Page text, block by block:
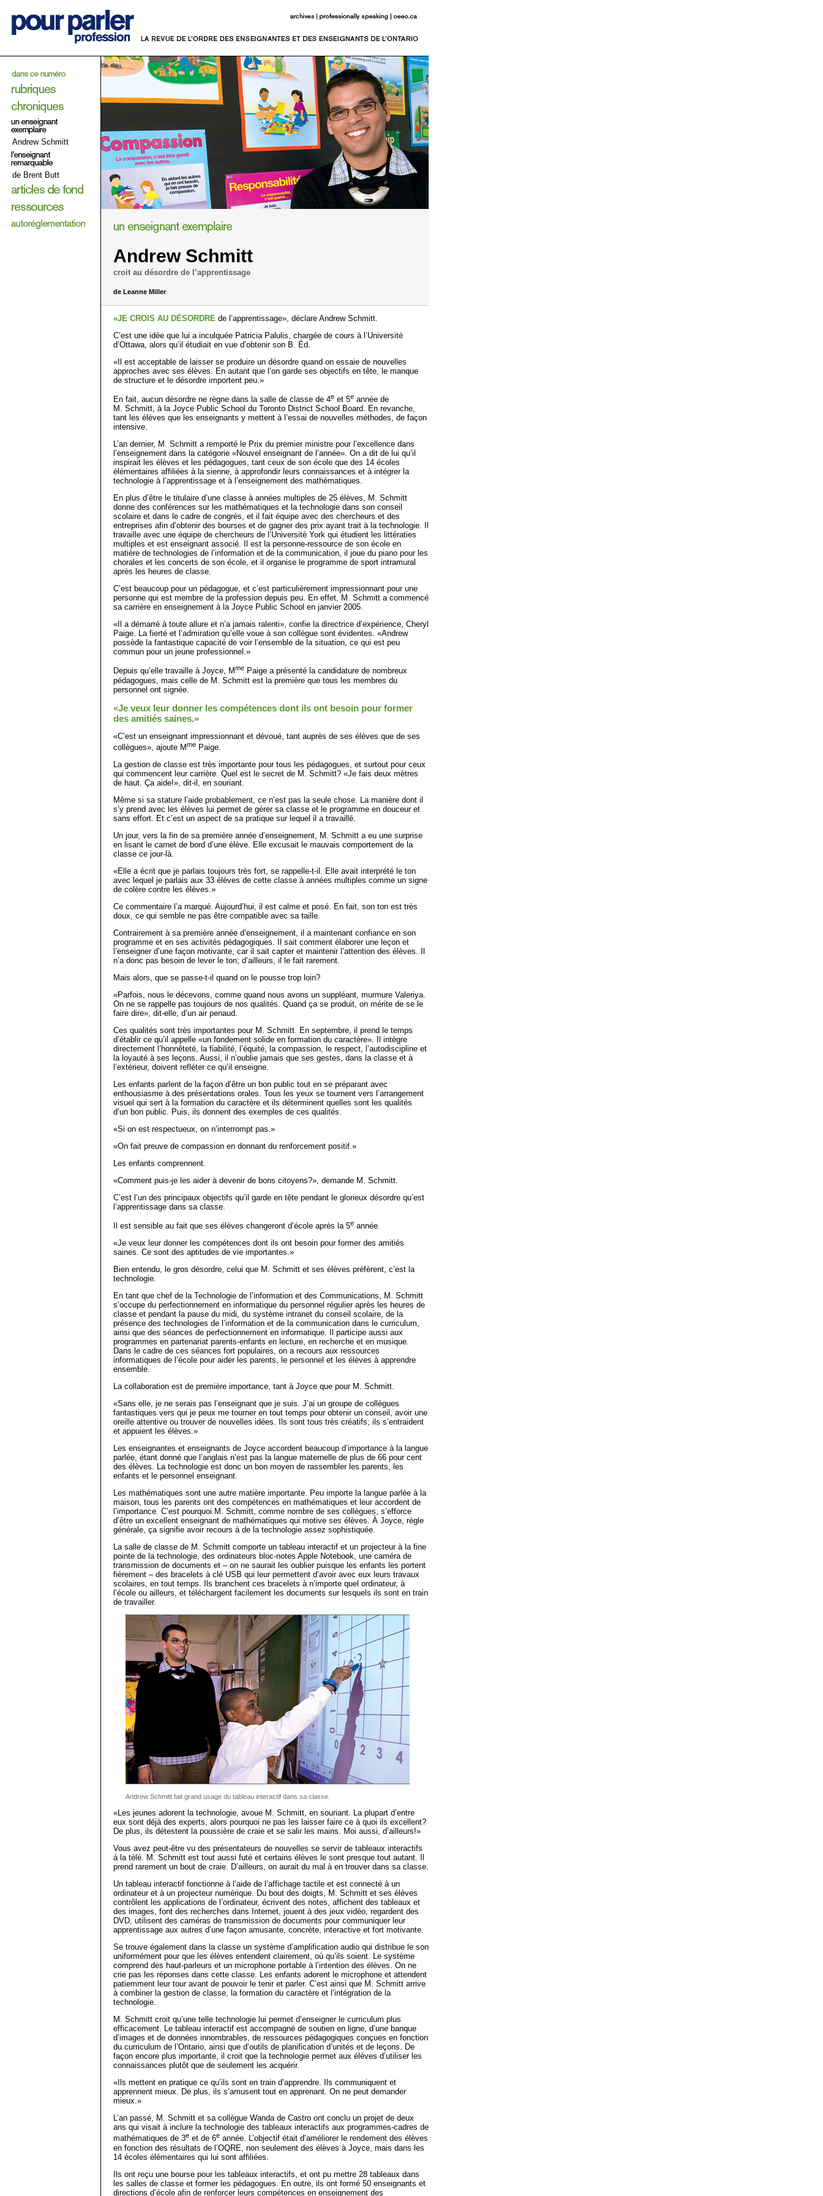
Andrew Schmitt
de Brent Butt
Andrew Schmitt
croit au désordre de l’apprentissage
de Leanne Miller
«JE CROIS AU DÉSORDRE de l’apprentissage», déclare Andrew Schmitt.
C’est une idée que lui a inculquée Patricia Palulis, chargée de cours à l’Université
d’Ottawa, alors qu’il étudiait en vue d’obtenir son B. Éd.
«Il est acceptable de laisser se produire un désordre quand on essaie de nouvelles
approches avec ses élèves. En autant que l’on garde ses objectifs en tête, le manque
de structure et le désordre importent peu.»
En fait, aucun désordre ne règne dans la salle de classe de 4e et 5e année de
M. Schmitt, à la Joyce Public School du Toronto District School Board. En revanche,
tant les élèves que les enseignants y mettent à l’essai de nouvelles méthodes, de façon
intensive.
L’an dernier, M. Schmitt a remporté le Prix du premier ministre pour l’excellence dans
l’enseignement dans la catégorie «Nouvel enseignant de l’année». On a dit de lui qu’il
inspirait les élèves et les pédagogues, tant ceux de son école que des 14 écoles
élémen­taires affiliées à la sienne, à approfondir leurs connaissances et à intégrer la
technologie à l’apprentissage et à l’enseignement des mathématiques.
En plus d’être le titulaire d’une classe à années multiples de 25 élèves, M. Schmitt
donne des conférences sur les mathématiques et la technologie dans son conseil
scolaire et dans le cadre de congrès, et il fait équipe avec des chercheurs et des
entreprises afin d’obtenir des bourses et de gagner des prix ayant trait à la technologie. Il
travaille avec une équipe de chercheurs de l’Université York qui étudient les littératies
multiples et est enseignant associé. Il est la personne-ressource de son école en
matière de technologies de l’information et de la communication, il joue du piano pour les
chorales et les concerts de son école, et il organise le programme de sport intramural
après les heures de classe.
C’est beaucoup pour un péda­gogue, et c’est particulièrement impressionnant pour une
personne qui est membre de la profession depuis peu. En effet, M. Schmitt a commencé
sa carrière en enseignement à la Joyce Public School en janvier 2005.
«Il a démarré à toute allure et n’a jamais ralenti», confie la directrice d’expérience, Cheryl
Paige. La fierté et l’admiration qu’elle voue à son collègue sont évidentes. «Andrew
possède la fantastique capacité de voir l’ensemble de la situation, ce qui est peu
commun pour un jeune professionnel.»
Depuis qu’elle travaille à Joyce, Mme Paige a présenté la candidature de nombreux
pédagogues, mais celle de M. Schmitt est la première que tous les membres du
personnel ont signée.
«Je veux leur donner les compétences dont ils ont besoin pour former
des amitiés saines.»
«C’est un enseignant impressionnant et dévoué, tant auprès de ses élèves que de ses
collègues», ajoute Mme Paige.
La gestion de classe est très importante pour tous les pédagogues, et surtout pour ceux
qui commencent leur carrière. Quel est le secret de M. Schmitt? «Je fais deux mètres
de haut. Ça aide!», dit-il, en souriant.
Même si sa stature l’aide probablement, ce n’est pas la seule chose. La manière dont il
s’y prend avec les élèves lui permet de gérer sa classe et le programme en douceur et
sans effort. Et c’est un aspect de sa pratique sur lequel il a travaillé.
Un jour, vers la fin de sa première année d’enseignement, M. Schmitt a eu une surprise
en lisant le carnet de bord d’une élève. Elle excusait le mauvais comportement de la
classe ce jour-là.
«Elle a écrit que je parlais toujours très fort, se rappelle-t-il. Elle avait interprété le ton
avec lequel je parlais aux 33 élèves de cette classe à années multiples comme un signe
de colère contre les élèves.»
Ce commentaire l’a marqué. Aujourd’hui, il est calme et posé. En fait, son ton est très
doux, ce qui semble ne pas être compatible avec sa taille.
Contrairement à sa première année d’enseignement, il a maintenant confiance en son
programme et en ses activités pédagogiques. Il sait comment élaborer une leçon et
l’enseigner d’une façon motivante, car il sait capter et maintenir l’attention des élèves. Il
n’a donc pas besoin de lever le ton; d’ailleurs, il le fait rarement.
Mais alors, que se passe-t-il quand on le pousse trop loin?
«Parfois, nous le décevons, comme quand nous avons un suppléant, murmure Valeriya.
On ne se rappelle pas toujours de nos qualités. Quand ça se produit, on mérite de se le
faire dire», dit-elle, d’un air penaud.
Ces qualités sont très importantes pour M. Schmitt. En septembre, il prend le temps
d’établir ce qu’il appelle «un fondement solide en formation du caractère». Il intègre
directement l’honnêteté, la fiabilité, l’équité, la compassion, le respect, l’autodiscipline et
la loyauté à ses leçons. Aussi, il n’oublie jamais que ses gestes, dans la classe et à
l’extérieur, doivent refléter ce qu’il enseigne.
Les enfants parlent de la façon d’être un bon public tout en se préparant avec
enthousiasme à des présentations orales. Tous les yeux se tournent vers l’arrangement
visuel qui sert à la formation du caractère et ils déterminent quelles sont les qualités
d’un bon public. Puis, ils donnent des exemples de ces qualités.
«Si on est respectueux, on n’interrompt pas.»
«On fait preuve de compassion en donnant du renforcement positif.»
Les enfants comprennent.
«Comment puis-je les aider à devenir de bons citoyens?», demande M. Schmitt.
C’est l’un des principaux objectifs qu’il garde en tête pendant le glorieux désordre qu’est
l’apprentissage dans sa classe.
Il est sensible au fait que ses élèves changeront d’école après la 5e année.
«Je veux leur donner les compétences dont ils ont besoin pour former des amitiés
saines. Ce sont des aptitudes de vie importantes.»
Bien entendu, le gros désordre, celui que M. Schmitt et ses élèves préfèrent, c’est la
technologie.
En tant que chef de la Technologie de l’information et des Communications, M. Schmitt
s’occupe du perfectionnement en informatique du personnel régulier après les heures de
classe et pendant la pause du midi, du système intranet du conseil scolaire, de la
présence des technologies de l’information et de la communication dans le curriculum,
ainsi que des séances de perfectionnement en informatique. Il participe aussi aux
programmes en partenariat parents-enfants en lecture, en recherche et en musique.
Dans le cadre de ces séances fort populaires, on a recours aux ressources
informatiques de l’école pour aider les parents, le personnel et les élèves à apprendre
ensemble.
La collaboration est de première importance, tant à Joyce que pour M. Schmitt.
«Sans elle, je ne serais pas l’enseignant que je suis. J’ai un groupe de collègues
fantastiques vers qui je peux me tourner en tout temps pour obtenir un conseil, avoir une
oreille attentive ou trouver de nouvelles idées. Ils sont tous très créatifs; ils s’entraident
et appuient les élèves.»
Les enseignantes et enseignants de Joyce accordent beaucoup d’importance à la langue
parlée, étant donné que l’anglais n’est pas la langue maternelle de plus de 66 pour cent
des élèves. La technologie est donc un bon moyen de rassembler les parents, les
enfants et le personnel enseignant.
Les mathématiques sont une autre matière importante. Peu importe la langue parlée à la
maison, tous les parents ont des compétences en mathématiques et leur accordent de
l’importance. C’est pourquoi M. Schmitt, comme nombre de ses collègues, s’efforce
d’être un excellent enseignant de mathématiques qui motive ses élèves. À Joyce, règle
générale, ça signifie avoir recours à de la technologie assez sophistiquée.
La salle de classe de M. Schmitt comporte un tableau interactif et un projecteur à la fine
pointe de la technologie, des ordinateurs bloc-notes Apple Notebook, une caméra de
transmission de documents et – on ne saurait les oublier puisque les enfants les portent
fièrement – des bracelets à clé USB qui leur permettent d’avoir avec eux leurs travaux
scolaires, en tout temps. Ils branchent ces bracelets à n’importe quel ordinateur, à
l’école ou ailleurs, et téléchargent facilement les documents sur lesquels ils sont en train
de travailler.
Andrew Schmitt fait grand usage du tableau interactif dans sa classe.
«Les jeunes adorent la technologie, avoue M. Schmitt, en souriant. La plupart d’entre
eux sont déjà des experts, alors pourquoi ne pas les laisser faire ce à quoi ils excellent?
De plus, ils détestent la poussière de craie et se salir les mains. Moi aussi, d’ailleurs!»
Vous avez peut-être vu des présentateurs de nouvelles se servir de tableaux interactifs
à la télé. M. Schmitt est tout aussi futé et certains élèves le sont presque tout autant. Il
prend rarement un bout de craie. D’ailleurs, on aurait du mal à en trouver dans sa classe.
Un tableau interactif fonctionne à l’aide de l’affichage tactile et est connecté à un
ordinateur et à un projecteur numérique. Du bout des doigts, M. Schmitt et ses élèves
contrôlent les applications de l’ordinateur, écrivent des notes, affichent des tableaux et
des images, font des re­cherches dans Internet, jouent à des jeux vidéo, regardent des
DVD, utilisent des caméras de transmission de documents pour commu­niquer leur
apprentissage aux autres d’une façon amusante, concrète, interactive et fort motivante.
Se trouve également dans la classe un système d’amplification audio qui distribue le son
uniformément pour que les élèves entendent clairement, où qu’ils soient. Le système
comprend des haut-parleurs et un microphone portable à l’intention des élèves. On ne
crie pas les réponses dans cette classe. Les enfants adorent le microphone et attendent
patiemment leur tour avant de pouvoir le tenir et parler. C’est ainsi que M. Schmitt arrive
à combiner la gestion de classe, la formation du caractère et l’intégration de la
technologie.
M. Schmitt croit qu’une telle technologie lui permet d’enseigner le curriculum plus
efficacement. Le tableau interactif est accompagné de soutien en ligne, d’une banque
d’images et de données innombrables, de ressources pédagogiques conçues en fonction
du curriculum de l’Ontario, ainsi que d’outils de planification d’unités et de leçons. De
façon encore plus importante, il croit que la technologie permet aux élèves d’utiliser les
connaissances plutôt que de seulement les acquérir.
«Ils mettent en pratique ce qu’ils sont en train d’apprendre. Ils communiquent et
apprennent mieux. De plus, ils s’amusent tout en apprenant. On ne peut demander
mieux.»
L’an passé, M. Schmitt et sa collègue Wanda de Castro ont conclu un projet de deux
ans qui visait à inclure la technologie des tableaux interactifs aux programmes-cadres de
mathématiques de 3e et de 6e année. L’objectif était d’améliorer le rendement des élèves
en fonction des résultats de l’OQRE, non seulement des élèves à Joyce, mais dans les
14 écoles élémentaires qui lui sont affiliées.
Ils ont reçu une bourse pour les tableaux interactifs, et ont pu mettre 28 tableaux dans
les salles de classe et former les pédagogues. En outre, ils ont formé 50 enseignants et
directions d’école afin de renforcer leurs compétences en enseignement des